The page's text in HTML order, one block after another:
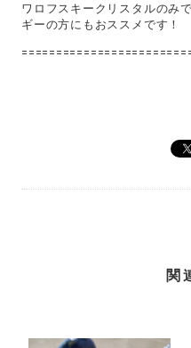
ワロフスキークリスタルのみ
ギーの方にもおススメです！
関